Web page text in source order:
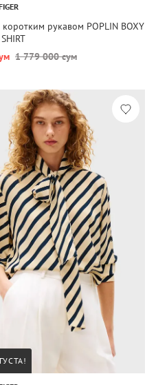
рукавом POPLIN BOXY
1 779 000 сум